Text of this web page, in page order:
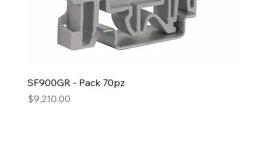
SF900GR - Pack 70pz
Precio
$9,210.00